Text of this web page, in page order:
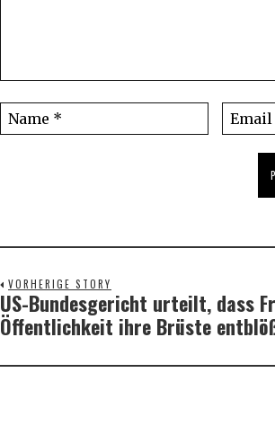
VORHERIGE STORY
Previous
post:
US-Bundesgericht urteilt, dass
Öffentlichkeit ihre Brüste